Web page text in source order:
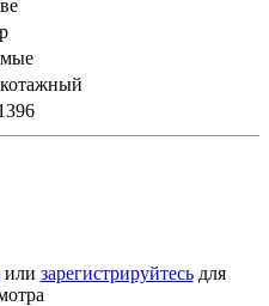
или зарегистрируйтесьдля